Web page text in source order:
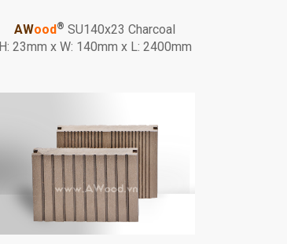
AWood ® SU140x23 Charcoal
H: 23mm x W: 140mm x L: 2400mm